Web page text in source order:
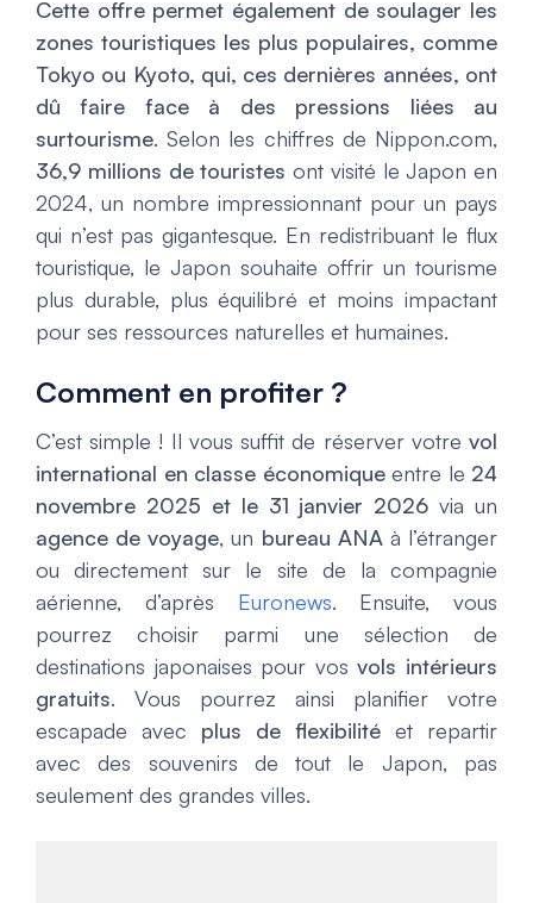
Cette offre permet également de soulager les
zones touristiques les plus populaires, comme
Tokyo ou Kyoto, qui, ces dernières années, ont
dû faire face à des pressions liées au
surtourisme. Selon les chiffres de Nippon.com,
36,9 millions de touristes ont visité le Japon en
2024, un nombre impressionnant pour un pays
qui n’est pas gigantesque. En redistribuant le flux
touristique, le Japon souhaite offrir un tourisme
plus durable, plus équilibré et moins impactant
pour ses ressources naturelles et humaines.
Comment en profiter ?
C’est simple ! Il vous suffit de réserver votre vol
international en classe économiqueentre le 24
novembre 2025 et le 31 janvier 2026 via un
agence de voyage, un bureau ANAà l’étranger
ou directement sur le site de la compagnie
aérienne, d’après Euronews. Ensuite, vous
pourrez choisir parmi une sélection de
destinations japonaises pour vosvols intérieurs
gratuits. Vous pourrez ainsi planifier votre
escapade avec plus de flexibilité et repartir
avec des souvenirs de tout le Japon, pas
seulement des grandes villes.